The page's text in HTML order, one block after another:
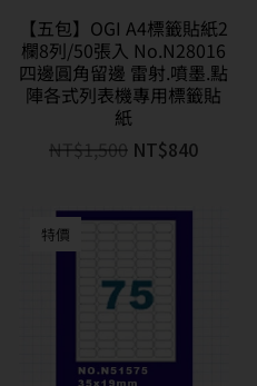
【五包】OGI A4標籤貼紙2
欄8列/50張入 No.N28016
四邊圓角留邊 雷射.噴墨.點
陣各式列表機專用標籤貼
紙
NT$ 1,500 NT$840
特價